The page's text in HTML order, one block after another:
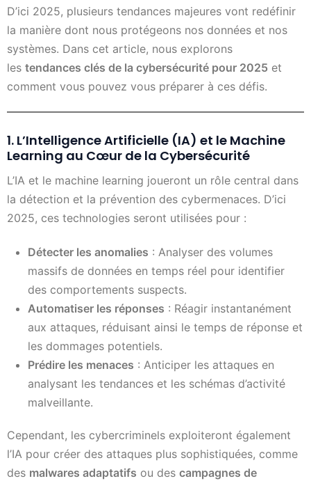
D’ici 2025, plusieurs tendances majeures vont redéfinir
la manière dont nous protégeons nos données et nos
systèmes. Dans cet article, nous explorons
les tendances clés de la cybersécurité pour 2025 et
comment vous pouvez vous préparer à ces défis.
1. L’Intelligence Artificielle (IA) et le Machine
Learning au Cœur de la Cybersécurité
L’IA et le machine learning joueront un rôle central dans
la détection et la prévention des cybermenaces. D’ici
2025, ces technologies seront utilisées pour :
Détecter les anomalies : Analyser des volumes
massifs de données en temps réel pour identifier
des comportements suspects.
Automatiser les réponses : Réagir instantanément
aux attaques, réduisant ainsi le temps de réponse et
les dommages potentiels.
Prédire les menaces : Anticiper les attaques en
analysant les tendances et les schémas d’activité
malveillante.
Cependant, les cybercriminels exploiteront également
l’IA pour créer des attaques plus sophistiquées, comme
des malwares adaptatifs ou des campagnes de